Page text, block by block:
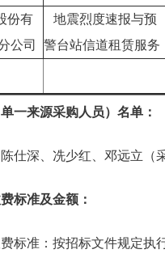
份有
公司
地震烈度速报与预
警台站信道租赁服务
一来源采购人员）名单：
仕深、冼少红、邓远立（
标准及金额：
标准：按招标文件规定执